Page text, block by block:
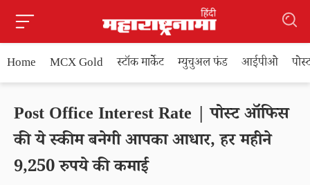
Home MCX Gold स्टॉक मार्केट म्युचुअल फंड आईपीओ
Post Office Interest Rate | पोस्ट ऑफिस
की ये स्कीम बनेगी आपका आधार, हर महीने
9,250 रुपये की कमाई